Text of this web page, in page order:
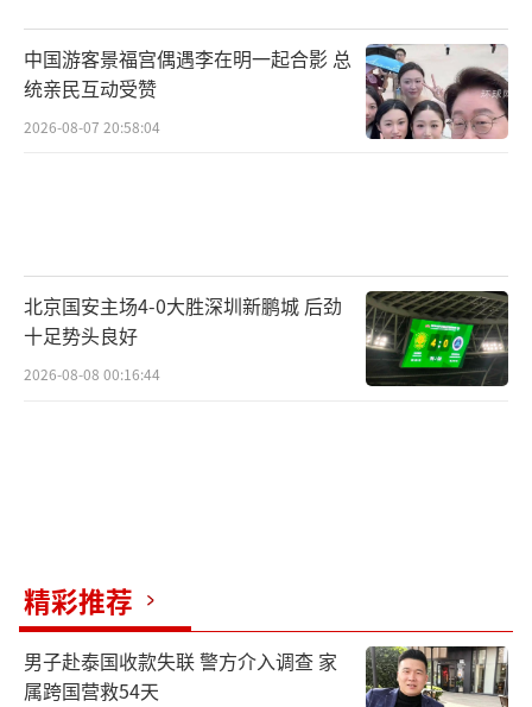
中国游客景福宫偶遇李在明一起合影 总
统亲民互动受赞
2026-08-07 20:58:04
北京国安主场4-0大胜深圳新鹏城 后劲
十足势头良好
2026-08-08 00:16:44
精彩推荐
男子赴泰国收款失联 警方介入调查 家
属跨国营救54天